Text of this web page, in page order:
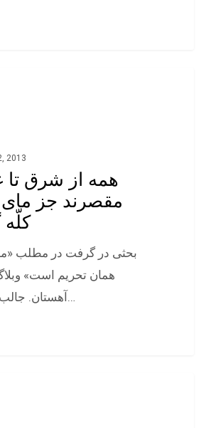
2013
همه از شرق
مقصرند جز
کلّه
همان تحریم است»
آهستان. جالب هست…